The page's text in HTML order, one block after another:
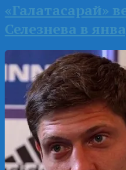
«Галатасарай»
Селезнева в